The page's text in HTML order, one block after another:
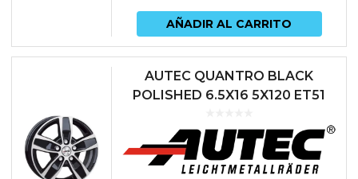
AÑADIR AL CARRITO
AUTEC QUANTRO BLACK
POLISHED 6.5X16 5X120 ET51